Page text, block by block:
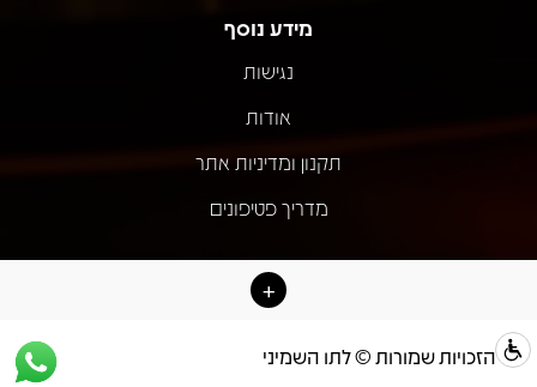
מידע נוסף
נגישות
אודות
תקנון ומדיניות אתר
מדריך פטיפונים
כל הזכויות שמורות © לתו השמיני